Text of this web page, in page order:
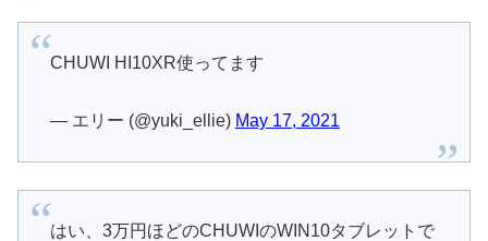
CHUWI HI10XR使ってます
— エリー (@yuki_ellie) May 17, 2021
はい、3万円ほどのCHUWIのWIN10タブレットで